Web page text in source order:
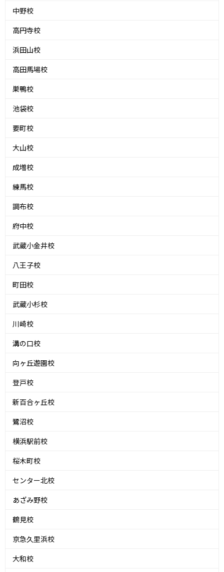
中野校
高円寺校
浜田山校
高田馬場校
巣鴨校
池袋校
要町校
大山校
成増校
練馬校
調布校
府中校
武蔵小金井校
八王子校
町田校
武蔵小杉校
川崎校
溝の口校
向ヶ丘遊園校
登戸校
新百合ヶ丘校
鷺沼校
横浜駅前校
桜木町校
センター北校
あざみ野校
鶴見校
京急久里浜校
大和校